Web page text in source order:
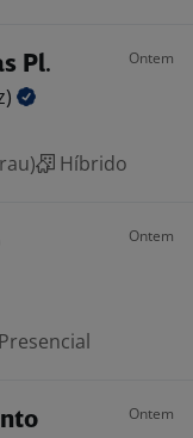
Pl. Ontem
Híbrido
Ontem
Presencial
Ontem